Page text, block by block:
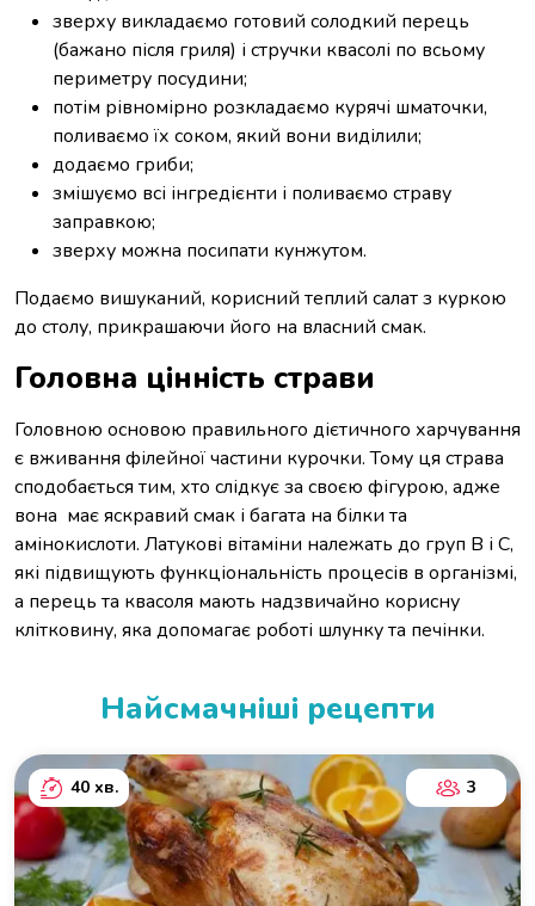
зверху викладаємо готовий солодкий перець
(бажано після гриля) і стручки квасолі по всьому
периметру посудини;
потім рівномірно розкладаємо курячі шматочки,
поливаємо їх соком, який вони виділили;
додаємо гриби;
змішуємо всі інгредієнти і поливаємо страву
заправкою;
зверху можна посипати кунжутом.
Подаємо вишуканий, корисний теплий салат з куркою
до столу, прикрашаючи його на власний смак.
Головна цінність страви
Головною основою правильного дієтичного харчування
є вживання філейної частини курочки. Тому ця страва
сподобається тим, хто слідкує за своєю фігурою, адже
вона має яскравий смак і багата на білки та
амінокислоти. Латукові вітаміни належать до груп В і С,
які підвищують функціональність процесів в організмі,
а перець та квасоля мають надзвичайно корисну
клітковину, яка допомагає роботі шлунку та печінки.
Найсмачніші рецепти
40 хв. 3